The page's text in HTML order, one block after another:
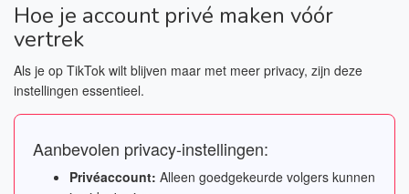
Hoe je account privé maken vóór
vertrek
Als je op TikTok wilt blijven maar met meer privacy, zijn deze
instellingen essentieel.
Aanbevolen privacy-instellingen:
Privéaccount: Alleen goedgekeurde volgers kunnen